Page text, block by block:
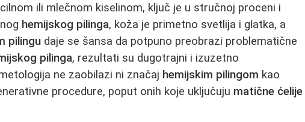
ili mlečnom kiselinom, ključ je u stručnoj proceni i
hemijskog pilinga, koža je primetno svetlija i glatka, a
pilingu daje se šansa da potpuno preobrazi problematične
pilinga, rezultati su dugotrajni i izuzetno
ne zaobilazi ni značaj hemijskim pilingom kao
procedure, poput onih koje uključuju matične ćelije